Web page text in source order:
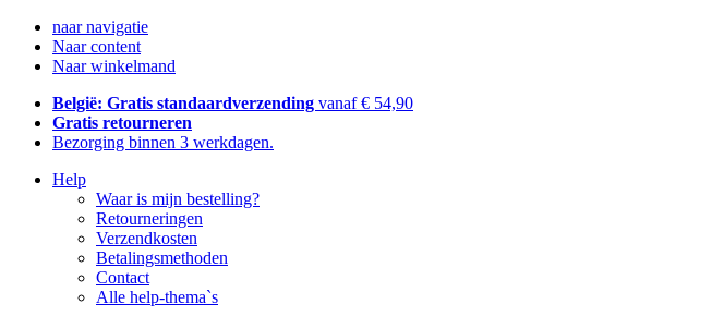
naar navigatie
Naar content
Naar winkelmand
België: Gratis standaardverzending vanaf € 54,90
Gratis retourneren
Bezorging binnen 3 werkdagen.
Help
Waar is mijn bestelling?
Retourneringen
Verzendkosten
Betalingsmethoden
Contact
Alle help-thema`s